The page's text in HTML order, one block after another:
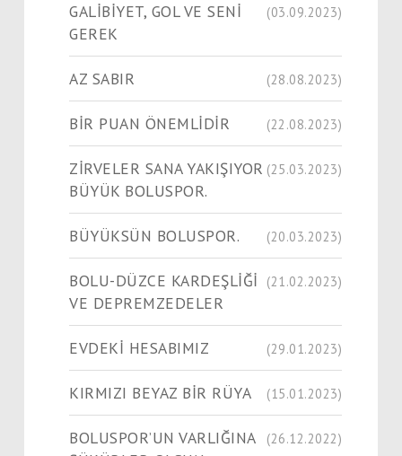
GALİBİYET, GOL VE SENİ
GEREK
(03.09.2023)
AZ SABIR (28.08.2023)
BİR PUAN ÖNEMLİDİR (22.08.2023)
ZİRVELER SANA YAKIŞIYOR
BÜYÜK BOLUSPOR.
(25.03.2023)
BÜYÜKSÜN BOLUSPOR. (20.03.2023)
BOLU-DÜZCE KARDEŞLİĞİ
VE DEPREMZEDELER
(21.02.2023)
EVDEKİ HESABIMIZ (29.01.2023)
KIRMIZI BEYAZ BİR RÜYA (15.01.2023)
BOLUSPOR’UN VARLIĞINA
(26.12.2022)